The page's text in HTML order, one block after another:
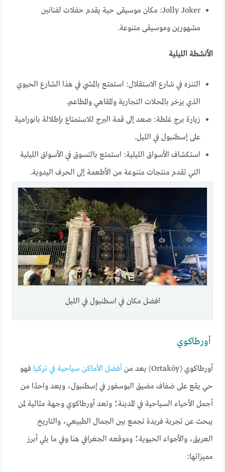
Jolly Joker: مكان موسيقى حية يقدم حفلات لفنانين
مشهورين وموسيقى متنوعة.
الأنشطة الليلية
التنزه في شارع الاستقلال: استمتع بالمشي في هذا الشارع الحيوي
الذي يزخر بالمحلات التجارية والمقاهي والمطاعم.
زيارة برج غلطة: صعد إلى قمة البرج للاستمتاع بإطلالة بانورامية
على إسطنبول في الليل.
استكشاف الأسواق الليلية: استمتع بالتسوق في الأسواق الليلية
التي تقدم منتجات متنوعة من الأطعمة إلى الحرف اليدوية.
افضل مكان في اسطنبول في الليل
أورطاكوي
أورطاكوي (Ortaköy) يعد من أفضل الأماكن سياحية في تركيا فهو
حي يقع على ضفاف مضيق البوسفور في إسطنبول، ويعد واحدًا من
أجمل الأحياء السياحية في المدينة؛ وتعد أورطاكوي وجهة مثالية لمن
يبحث عن تجربة فريدة تجمع بين الجمال الطبيعي، والتاريخ
العريق، والأجواء الحيوية؛ وموقعه الجغرافي هنا وفي ما يلي أبرز
مميزاتها: